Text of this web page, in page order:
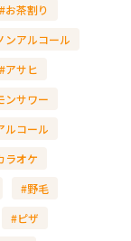
#お茶割り
ンアルコール
#アサヒ
ンサワー
ルコール
ラオケ
#野毛
#ピザ